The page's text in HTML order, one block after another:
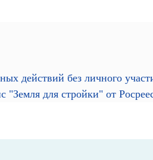
действий без личного
для стройки" от